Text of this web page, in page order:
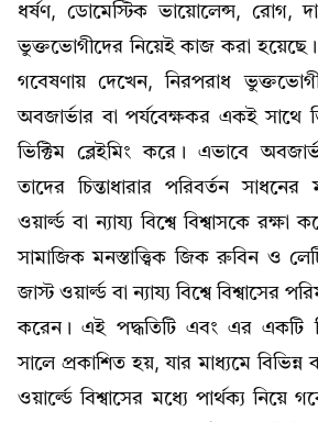
ধর্ষণ, ডোমেস্টিক ভায়োলেন্স, রোগ,
ভুক্তভোগীদের নিয়েই কাজ করা
গবেষণায় দেখেন, নিরপরাধ
অবজার্ভার বা পর্যবেক্ষকর একই সাথে
ভিক্টিম ব্লেইমিং করে। এভাবে
তাদের চিন্তাধারার পরিবর্তন
ওয়ার্ল্ড বা ন্যায্য বিশ্বে বিশ্বাসকে
সামাজিক মনস্তাত্ত্বিক জিক রুবিন ও
জাস্ট ওয়ার্ল্ড বা ন্যায্য বিশ্বে বিশ্বাসের
করেন। এই পদ্ধতিটি এবং এর একটি
সালে প্রকাশিত হয়, যার মাধ্যমে বিভিন্ন
ওয়ার্ল্ডে বিশ্বাসের মধ্যে পার্থক্য নিয়ে